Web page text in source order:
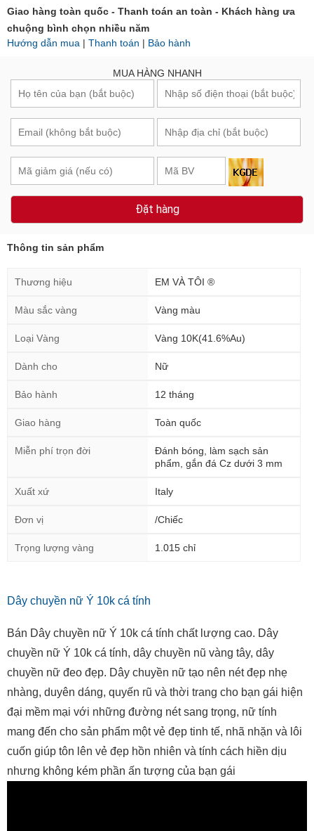
Giao hàng toàn quốc - Thanh toán an toàn - Khách hàng ưa
chuộng bình chọn nhiều năm
Hướng dẫn mua | Thanh toán | Bảo hành
MUA HÀNG NHANH
Đặt hàng
Thông tin sản phẩm
Thương hiệu EM VÀ TÔI ®
Màu sắc vàng Vàng màu
Loại Vàng Vàng 10K(41.6%Au)
Dành cho Nữ
Bảo hành 12 tháng
Giao hàng Toàn quốc
Miễn phí trọn đời
Đánh bóng, làm sạch sản
phẩm, gắn đá Cz dưới 3 mm
Xuất xứ Italy
Đơn vị /Chiếc
Trọng lượng vàng 1.015 chỉ
Dây chuyền nữ Ý 10k cá tính
Bán Dây chuyền nữ Ý 10k cá tính chất lượng cao. Dây
chuyền nữ Ý 10k cá tính, dây chuyền nũ vàng tây, dây
chuyền nữ đeo đẹp. Dây chuyền nữ tạo nên nét đẹp nhẹ
nhàng, duyên dáng, quyến rũ và thời trang cho bạn gái hiện
đại mềm mại với những đường nét sang trọng, nữ tính
mang đến cho sản phẩm một vẻ đẹp tinh tế, nhã nhặn và lôi
cuốn giúp tôn lên vẻ đẹp hồn nhiên và tính cách hiền dịu
nhưng không kém phần ấn tượng của bạn gái